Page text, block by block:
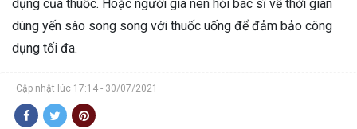
dụng của thuốc. Hoặc người già nên hỏi bác sĩ về thời gian
dùng yến sào song song với thuốc uống để đảm bảo công
dụng tối đa.
Cập nhật lúc 17:14 - 30/07/2021